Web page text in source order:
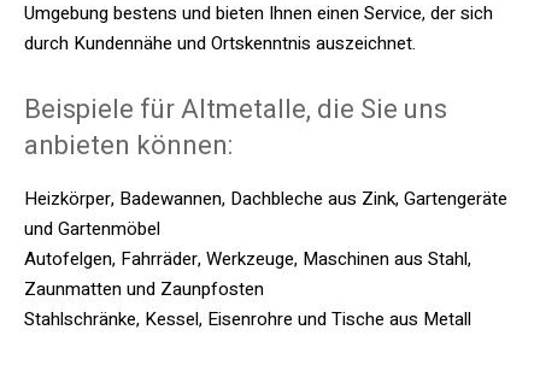
Umgebung bestens und bieten Ihnen einen Service, der sich
durch Kundennähe und Ortskenntnis auszeichnet.
Beispiele für Altmetalle, die Sie uns
anbieten können:
Heizkörper, Badewannen, Dachbleche aus Zink, Gartengeräte
und Gartenmöbel
Autofelgen, Fahrräder, Werkzeuge, Maschinen aus Stahl,
Zaunmatten und Zaunpfosten
Stahlschränke, Kessel, Eisenrohre und Tische aus Metall